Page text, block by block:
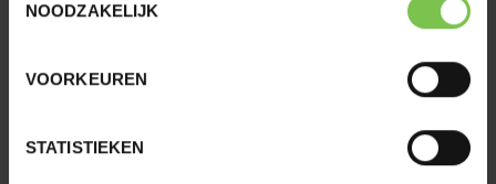
NOODZAKELIJK
VOORKEUREN
STATISTIEKEN
Ondernemingsnummer: